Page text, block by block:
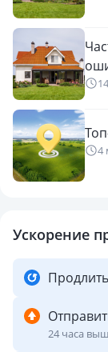
4
Ускорение
24 часа